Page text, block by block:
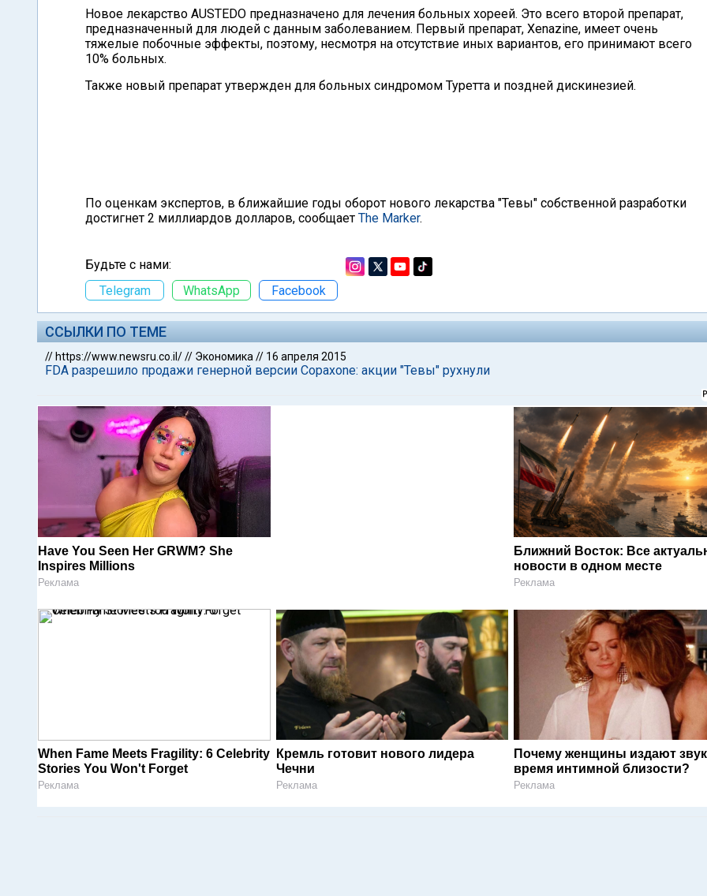
Новое лекарство AUSTEDO предназначено для лечения больных хореей. Это всего второй препарат,
предназначенный для людей с данным заболеванием. Первый препарат, Xenazine, имеет очень
тяжелые побочные эффекты, поэтому, несмотря на отсутствие иных вариантов, его принимают всего
10% больных.
Также новый препарат утвержден для больных синдромом Туретта и поздней дискинезией.
По оценкам экспертов, в ближайшие годы оборот нового лекарства "Тевы" собственной разработки
достигнет 2 миллиардов долларов, сообщает The Marker.
Будьте с нами:
Telegram
WhatsApp Facebook
ССЫЛКИ ПО ТЕМЕ
// https://www.newsru.co.il/// Экономика // 16 апреля 2015
FDA разрешило продажи генерной версии Copaxone: акции "Тевы" рухнули
Have You Seen Her GRWM? She
Inspires Millions
Реклама
Ближний Восток: Все
новости в одном месте
Реклама
When Fame Meets Fragility: 6 Celebrity
Stories You Won't Forget
Реклама
Кремль готовит нового лидера
Чечни
Реклама
Почему женщины издают
время интимной близости?
Реклама